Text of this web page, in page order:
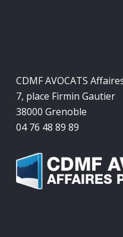
CDMF AVOCATS
7, place Firmin Gautier
38000 Grenoble
04 76 48 89 89